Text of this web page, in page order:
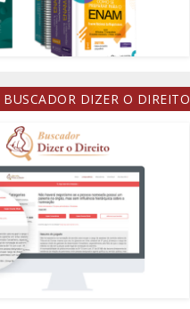
DIZER O DIREITO